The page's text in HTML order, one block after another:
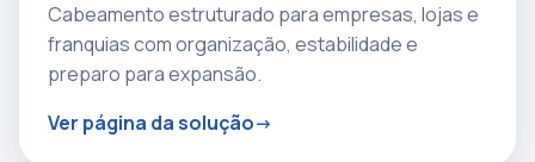
Cabeamento estruturado para empresas, lojas e
franquias com organização, estabilidade e
preparo para expansão.
Ver página da solução